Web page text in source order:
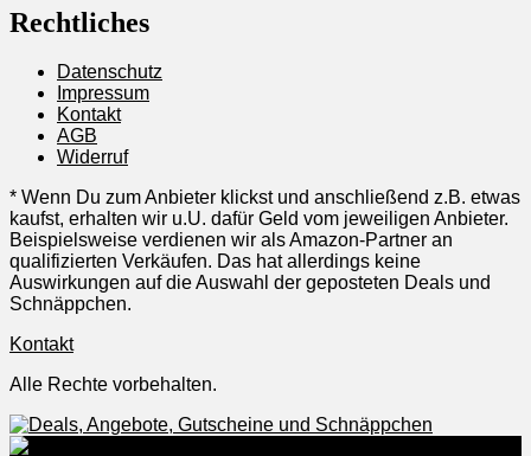
Rechtliches
Datenschutz
Impressum
Kontakt
AGB
Widerruf
* Wenn Du zum Anbieter klickst und anschließend z.B. etwas
kaufst, erhalten wir u.U. dafür Geld vom jeweiligen Anbieter.
Beispielsweise verdienen wir als Amazon-Partner an
qualifizierten Verkäufen. Das hat allerdings keine
Auswirkungen auf die Auswahl der geposteten Deals und
Schnäppchen.
Kontakt
Alle Rechte vorbehalten.